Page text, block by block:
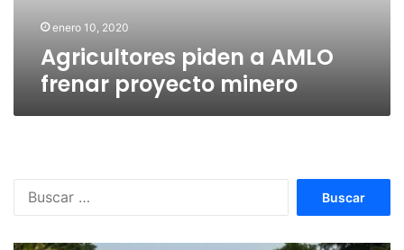
enero 10, 2020
Agricultores piden a AMLO
frenar proyecto minero